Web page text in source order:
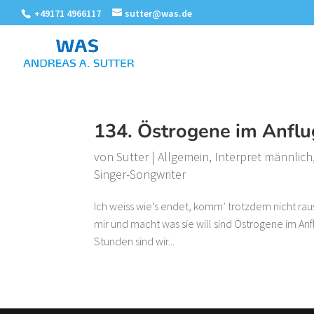
+49171 4966117 sutter@was.de
134. Östrogene im
vonSutter|Allgemein, Interpret männlich,
Singer-Songwriter
Ich weiss wie’s endet, komm’ trotzdem nicht
mir und macht was sie will sind Östrogene im
Stunden sind wir...